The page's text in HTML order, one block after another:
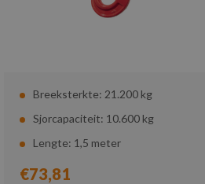
Breeksterkte: 21.200 kg
Sjorcapaciteit: 10.600 kg
Lengte: 1,5 meter
€73,81